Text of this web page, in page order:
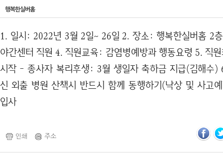
행복한실버홈
1. 일시: 2022년 3월 2일~ 26일 2. 장소: 행복한실버홈 2
야간센터 직원 4. 직원교육: 감염병예방과 행동요령 5. 직
시작 - 종사자 복리후생: 3월 생일자 축하금 지급(김해수
신 외출 병원 산책시 반드시 함께 동행하기(낙상 및 사고
입사
인쇄 주소